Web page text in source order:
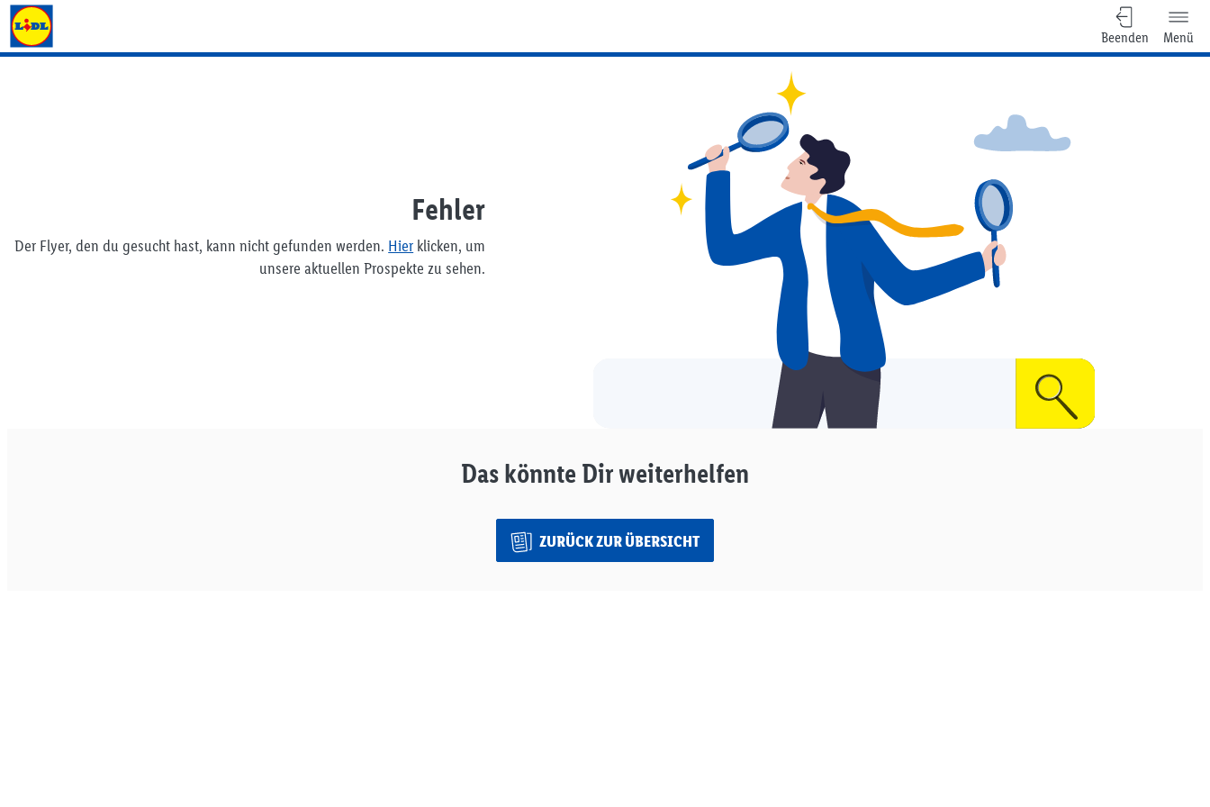
Lidl Deutschland
Beenden Menü
Fehler
Der Flyer, den du gesucht hast, kann nicht gefunden werden. Hier klicken, um
unsere aktuellen Prospekte zu sehen.
Das könnte Dir weiterhelfen
ZURÜCK ZUR ÜBERSICHT